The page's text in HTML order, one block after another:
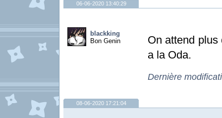
06-06-2020 13:40:29
blackking
Bon Genin
On attend
a la Oda.
Dernière
08-06-2020 17:21:04